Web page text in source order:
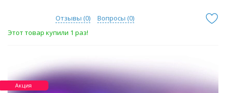
Отзывы (0) Вопросы (0)
Этот товар купили 1 раз!
Акция